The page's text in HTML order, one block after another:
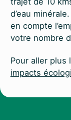
d’eau
en compte
votre nombre
Pour aller plus
impacts